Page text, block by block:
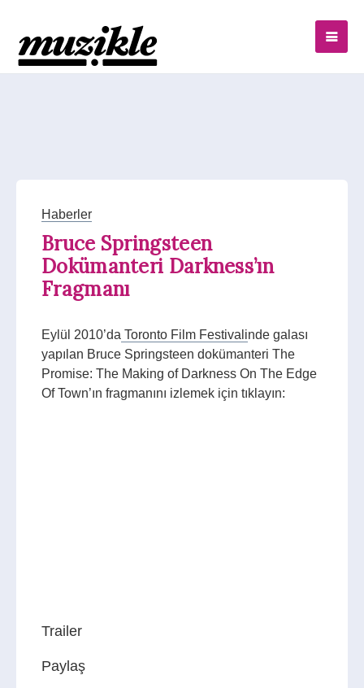
Haberler
Bruce Springsteen
Dokümanteri Darkness’ın
Fragmanı
Eylül 2010’da Toronto Film Festivalinde galası
yapılan Bruce Springsteen dokümanteri The
Promise: The Making of Darkness On The Edge
Of Town’ın fragmanını izlemek için tıklayın:
Trailer
Paylaş